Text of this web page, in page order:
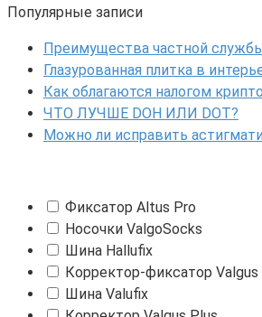
Популярные записи
Преимущества частной
Глазурованная плитка в
Как облагаются налогом
ЧТО ЛУЧШЕ DOH ИЛИ DOT?
Можно ли исправить
Фиксатор Altus Pro
Носочки ValgoSocks
Шина Hallufix
Корректор-фиксатор Valgus
Шина Valufix